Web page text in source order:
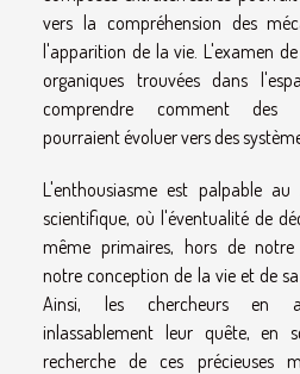
vers la compréhension des
l'apparition de la vie. L'examen
organiques trouvées dans
comprendre comment des
pourraient évoluer vers des
L'enthousiasme est palpable
scientifique, où l'éventualité de
même primaires, hors de notre
notre conception de la vie et de
Ainsi, les chercheurs en
inlassablement leur quête, en
recherche de ces précieuses